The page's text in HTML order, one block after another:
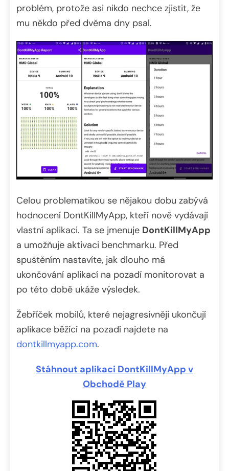
problém, protože asi nikdo nechce zjistit, že
mu někdo před dvěma dny psal.
Celou problematikou se nějakou dobu zabývá
hodnocení DontKillMyApp, kteří nově vydávají
vlastní aplikaci. Ta se jmenuje DontKillMyApp
a umožňuje aktivaci benchmarku. Před
spuštěním nastavíte, jak dlouho má
ukončování aplikací na pozadí monitorovat a
po této době ukáže výsledek.
Žebříček mobilů, které nejagresivněji ukončují
aplikace běžící na pozadí najdete na
dontkillmyapp.com.
Stáhnout aplikaci DontKillMyApp v
Obchodě Play